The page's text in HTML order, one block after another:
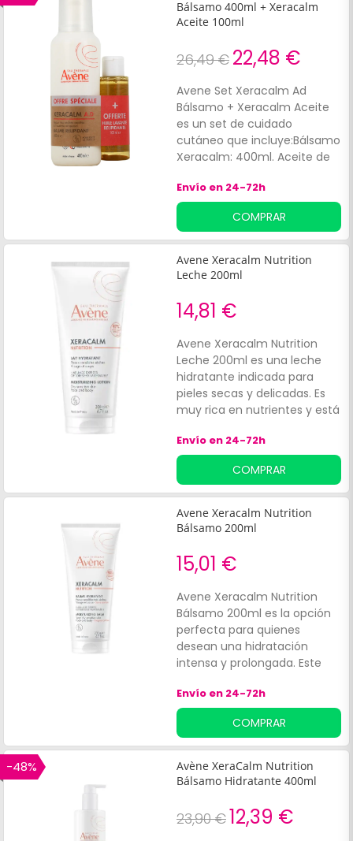
Bálsamo 400ml + Xeracalm
Aceite 100ml
26,49 € 22,48 €
Avene Set Xeracalm Ad
Bálsamo + Xeracalm Aceite
es un set de cuidado
cutáneo que incluye:Bálsamo
Xeracalm: 400ml. Aceite de
Ceramidas. Fórmula estéril,
0% conservantes.
Envío en 24-72h
COMPRAR
Avene Xeracalm Nutrition
Leche 200ml
14,81 €
Avene Xeracalm Nutrition
Leche 200ml es una leche
hidratante indicada para
pieles secas y delicadas. Es
muy rica en nutrientes y está
vegetales y ceramidas que
contribuyen a ofrecer
hidratación a la piel.
Asimismo, está formulada
con activos hidratantes
como el ácido hialurónico, el
ingredientes que ayudan a
restaurar la barrera
hidrolipídica de la piel.
Además, su fórmula es ligera
y no grasa, de rápida
absorción y fácil aplicación.
Envío en 24-72h
COMPRAR
Avene Xeracalm Nutrition
Bálsamo 200ml
15,01 €
Avene Xeracalm Nutrition
Bálsamo 200ml es la opción
perfecta para quienes
desean una hidratación
intensa y prolongada. Este
y calmar la piel seca y muy
seca, es adecuado para toda
la familia, incluidos bebés y
niños.
Envío en 24-72h
COMPRAR
-48%
Avène XeraCalm Nutrition
Bálsamo Hidratante 400ml
23,90 €12,39 €